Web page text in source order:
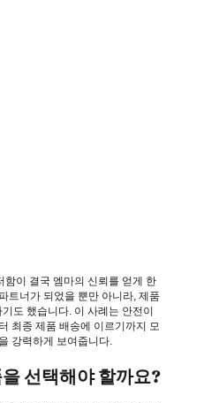
함이 결국 엠마의 신뢰를 얻게 한
트너가 되었을 뿐만 아니라, 제품
도 했습니다. 이 사례는 안전이
최종 제품 배송에 이르기까지 모
강력하게 보여줍니다.
선택해야 할까요?